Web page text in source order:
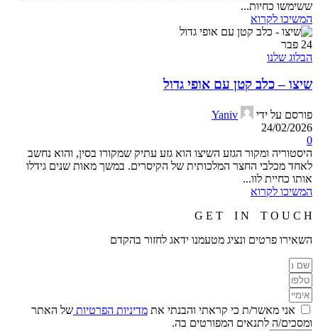
ששימשו כחיות...
המשיכו לקרוא
24 פבר
הבלוג שלנו
שיצו – כלב קטן עם אופי גדול
פורסם על ידי
Yaniv
24/02/2026
0
היסטוריה ומקור הגזע השיצו הוא גזע עתיק שמקורו בסין, והוא נחשב
לאחד מכלבי החצר המלכותית של הקיסרים. במשך מאות שנים גידלו
אותו כחיית לוו...
המשיכו לקרוא
G E T I N T O U C H
השאירו פרטים ונציג מטעמנו ידאג לחזור בהקדם
אני מאשר/ת כי קראתי והבנתי את מדיניות הפרטיות של האתר
ומסכים/ה לתנאים המפורטים בה.